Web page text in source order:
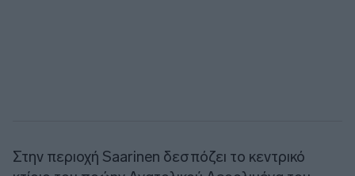
Στην περιοχή Saarinen δεσπόζει το κεντρικό